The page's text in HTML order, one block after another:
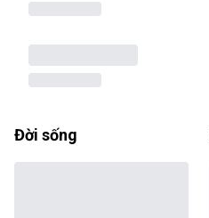
Đời sống